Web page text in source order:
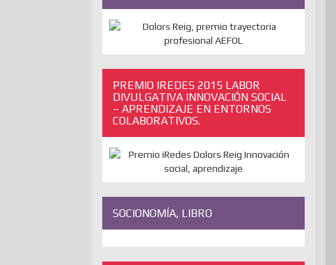
PREMIO IREDES 2015 LABOR
DIVULGATIVA INNOVACIÓN SOCIAL
– APRENDIZAJE EN ENTORNOS
COLABORATIVOS.
SOCIONOMÍA, LIBRO